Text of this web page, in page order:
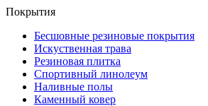
Покрытия
Бесшовные резиновые покрытия
Искуственная трава
Резиновая плитка
Спортивный линолеум
Наливные полы
Каменный ковер